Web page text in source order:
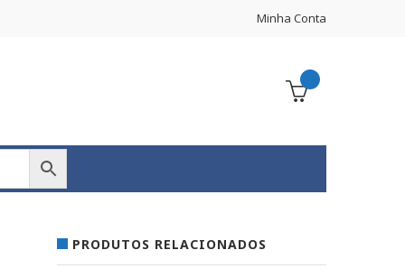
Minha Conta
PRODUTOS RELACIONADOS